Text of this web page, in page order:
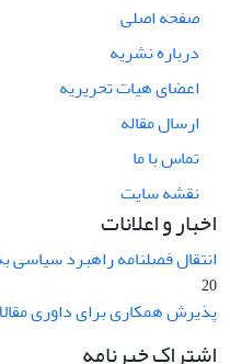
صفحه اصلی
درباره نشریه
اعضای هیات تحریریه
ارسال مقاله
تماس با ما
نقشه سایت
اخبار و اعلانات
انتقال فصلنامه راهبرد
20
پذیرش همکاری برای داوری
اشتراک خبرنامه